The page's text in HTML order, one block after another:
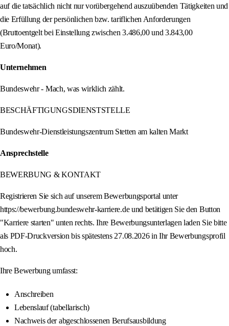
auf die tatsächlich nicht nur vorübergehend auszuübenden Tätigkeiten und
die Erfüllung der persönlichen bzw. tariflichen Anforderungen
(Bruttoentgelt bei Einstellung zwischen 3.486,00 und 3.843,00
Euro/Monat).
Unternehmen
Bundeswehr - Mach, was wirklich zählt.
BESCHÄFTIGUNGSDIENSTSTELLE
Bundeswehr-Dienstleistungszentrum Stetten am kalten Markt
Ansprechstelle
BEWERBUNG & KONTAKT
Registrieren Sie sich auf unserem Bewerbungsportal unter
https://bewerbung.bundeswehr-karriere.de und betätigen Sie den Button
"Karriere starten" unten rechts. Ihre Bewerbungsunterlagen laden Sie bitte
als PDF-Druckversion bis spätestens 27.08.2026 in Ihr Bewerbungsprofil
hoch.
Ihre Bewerbung umfasst:
Anschreiben
Lebenslauf (tabellarisch)
Nachweis der abgeschlossenen Berufsausbildung